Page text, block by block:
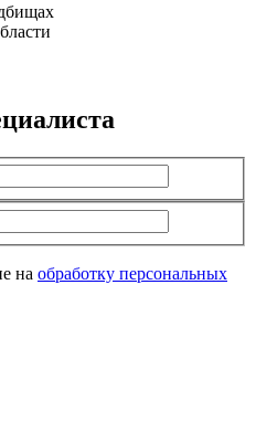
на обработку персональных